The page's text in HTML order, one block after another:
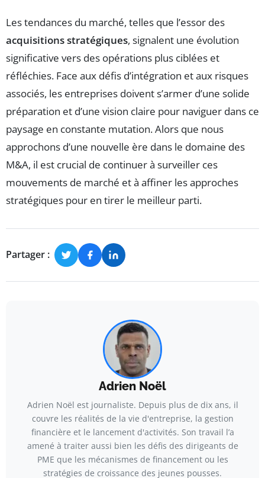
Les tendances du marché, telles que l’essor des
acquisitions stratégiques, signalent une évolution
significative vers des opérations plus ciblées et
réfléchies. Face aux défis d’intégration et aux risques
associés, les entreprises doivent s’armer d’une solide
préparation et d’une vision claire pour naviguer dans ce
paysage en constante mutation. Alors que nous
approchons d’une nouvelle ère dans le domaine des
M&A, il est crucial de continuer à surveiller ces
mouvements de marché et à affiner les approches
stratégiques pour en tirer le meilleur parti.
Partager :
Adrien Noël
Adrien Noël est journaliste. Depuis plus de dix ans, il
couvre les réalités de la vie d'entreprise, la gestion
financière et le lancement d'activités. Son travail l’a
amené à traiter aussi bien les défis des dirigeants de
PME que les mécanismes de financement ou les
stratégies de croissance des jeunes pousses.